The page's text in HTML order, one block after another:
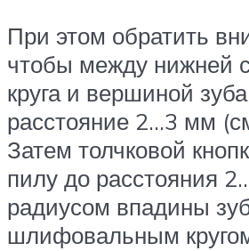
При этом обратить
чтобы между нижней
круга и вершиной
расстояние 2…3 мм
Затем толчковой
пилу до расстояния
радиусом впадины
шлифовальным